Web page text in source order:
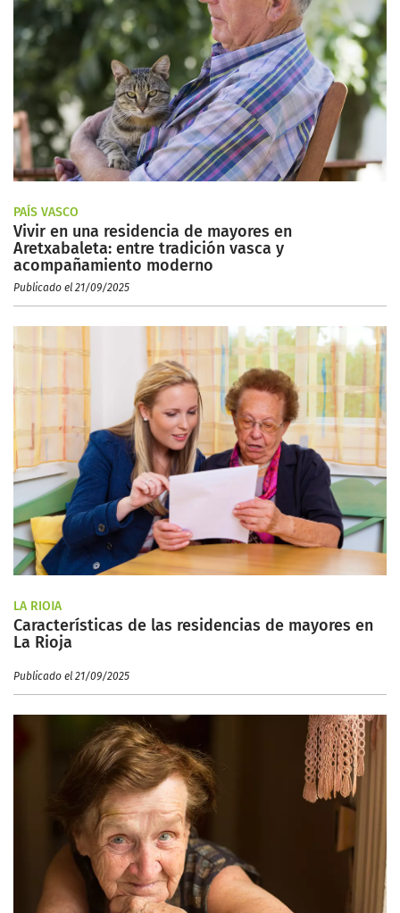
PAÍS VASCO
Vivir en una residencia de mayores en
Aretxabaleta: entre tradición vasca y
acompañamiento moderno
Publicado el 21/09/2025
LA RIOJA
Características de las residencias de mayores en
La Rioja
Publicado el 21/09/2025